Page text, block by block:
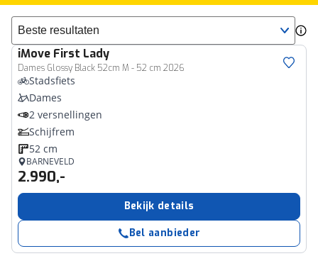
Sorteer resultaten
iMove First Lady
Dames Glossy Black 52cm M - 52 cm 2026
Stadsfiets
Dames
2 versnellingen
Schijfrem
52 cm
BARNEVELD
2.990,-
Bekijk details
Bel aanbieder